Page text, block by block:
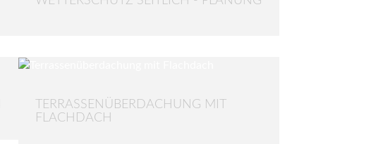
TERRASSENÜBERDACHUNG MIT
FLACHDACH